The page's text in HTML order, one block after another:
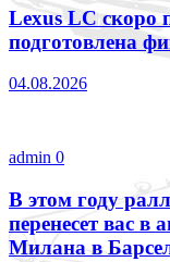
Lexus LC скоро
подготовлена
04.08.2026
admin 0
В этом году
перенесет вас в
Милана в